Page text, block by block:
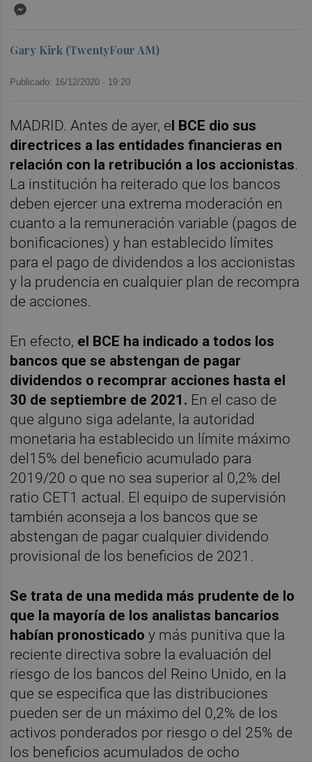
Gary Kirk (TwentyFour AM)
Publicado: 16/12/2020 · 19:20
MADRID. Antes de ayer, el BCE dio sus
directrices a las entidades financieras en
relación con la retribución a los accionistas.
La institución ha reiterado que los bancos
deben ejercer una extrema moderación en
cuanto a la remuneración variable (pagos de
bonificaciones) y han establecido límites
para el pago de dividendos a los accionistas
y la prudencia en cualquier plan de recompra
de acciones.
En efecto, el BCE ha indicado a todos los
bancos que se abstengan de pagar
dividendos o recomprar acciones hasta el
30 de septiembre de 2021. En el caso de
que alguno siga adelante, la autoridad
monetaria ha establecido un límite máximo
del15% del beneficio acumulado para
2019/20 o que no sea superior al 0,2% del
ratio CET1 actual. El equipo de supervisión
también aconseja a los bancos que se
abstengan de pagar cualquier dividendo
provisional de los beneficios de 2021.
Se trata de una medida más prudente de lo
que la mayoría de los analistas bancarios
habían pronosticado y más punitiva que la
reciente directiva sobre la evaluación del
riesgo de los bancos del Reino Unido, en la
que se especifica que las distribuciones
pueden ser de un máximo del 0,2% de los
activos ponderados por riesgo o del 25% de
los beneficios acumulados de ocho